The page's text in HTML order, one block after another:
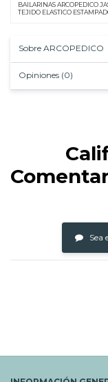
BAILARINAS ARCOPEDICO
TEJIDO ELASTICO
Sobre ARCOPEDICO
Opiniones (0)
Sea